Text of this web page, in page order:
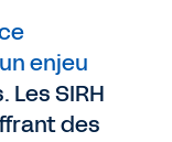
enjeu
SIRH
des